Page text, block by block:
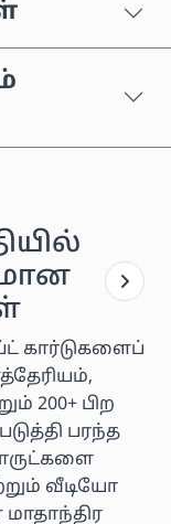
கார்டுகளைப்
200+ பிற
பரந்த
வீடியோ